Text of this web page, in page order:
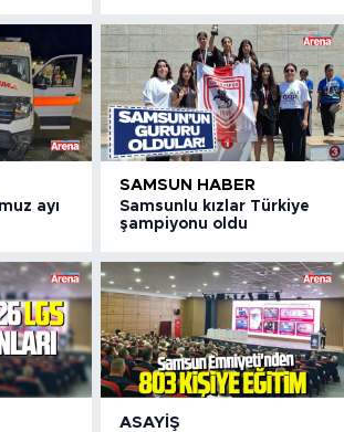
ayı
SAMSUN HABER
Samsunlu kızlar Türkiye
şampiyonu oldu
ASAYIŞ